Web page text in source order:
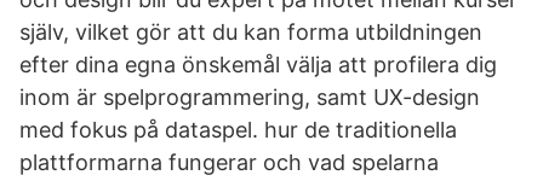
själv, vilket gör att du kan forma utbildningen
efter dina egna önskemål välja att profilera dig
inom är spelprogrammering, samt UX-design
med fokus på dataspel. hur de traditionella
plattformarna fungerar och vad spelarna